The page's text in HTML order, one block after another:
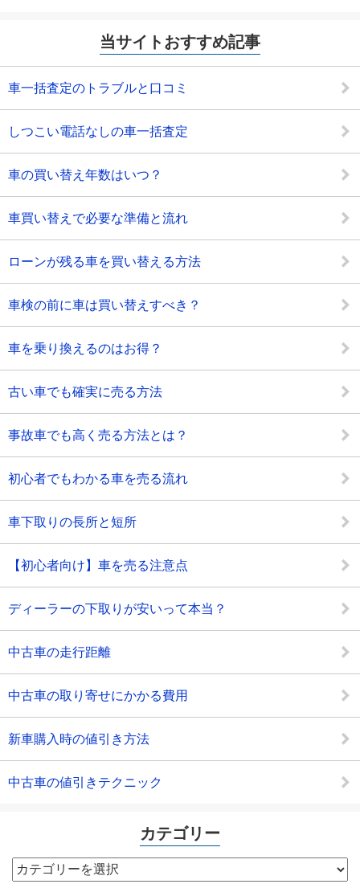
当サイトおすすめ記事
車一括査定のトラブルと口コミ
しつこい電話なしの車一括査定
車の買い替え年数はいつ？
車買い替えで必要な準備と流れ
ローンが残る車を買い替える方法
車検の前に車は買い替えすべき？
車を乗り換えるのはお得？
古い車でも確実に売る方法
事故車でも高く売る方法とは？
初心者でもわかる車を売る流れ
車下取りの長所と短所
【初心者向け】車を売る注意点
ディーラーの下取りが安いって本当？
中古車の走行距離
中古車の取り寄せにかかる費用
新車購入時の値引き方法
中古車の値引きテクニック
カテゴリー
カ